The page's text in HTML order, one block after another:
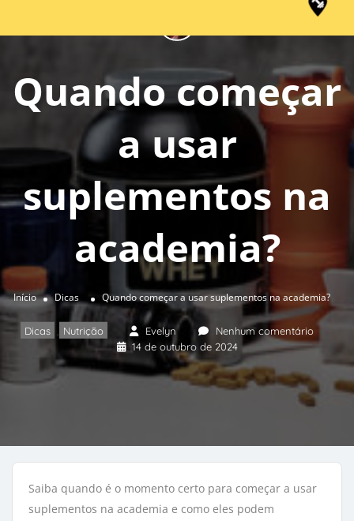
Quando começar
a usar
suplementos na
academia?
Início Dicas Quando começar a usar suplementos na academia?
Dicas Nutrição Evelyn
Nenhum comentário
14 de outubro de 2024
Saiba quando é o momento certo para começar a usar
suplementos na academia e como eles podem